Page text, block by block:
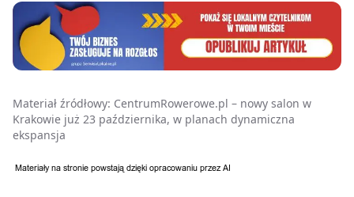
Materiał źródłowy: CentrumRowerowe.pl – nowy salon w
Krakowie już 23 października, w planach dynamiczna
ekspansja